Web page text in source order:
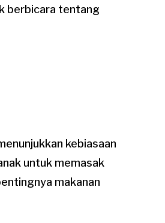
berbicara tentang
kebiasaan
untuk memasak
makanan